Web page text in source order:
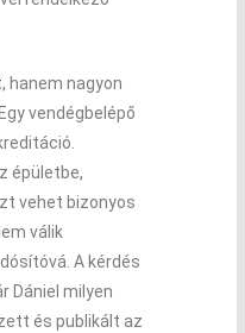
hanem nagyon
vendégbelépő
épületbe,
vehet bizonyos
válik
A kérdés
Dániel milyen
és publikált az